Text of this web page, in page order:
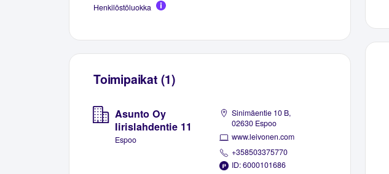
Henkilöstöluokka
Toimipaikat (1)
Asunto Oy
Iirislahdentie 11
Espoo
Sinimäentie 10 B,
02630 Espoo
www.leivonen.com
+358503375770
ID: 6000101686